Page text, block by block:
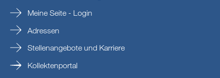
Meine Seite - Login
Adressen
Stellenangebote und Karriere
Kollektenportal